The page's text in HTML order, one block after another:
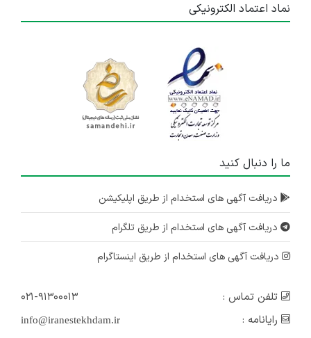
نماد اعتماد الکترونیکی
ما را دنبال کنید
دریافت آگهی های استخدام از طریق اپلیکیشن
دریافت آگهی های استخدام از طریق تلگرام
دریافت آگهی های استخدام از طریق اینستاگرام
تلفن تماس :
۰۲۱-۹۱۳۰۰۰۱۳
رایانامه :
info@iranestekhdam.ir